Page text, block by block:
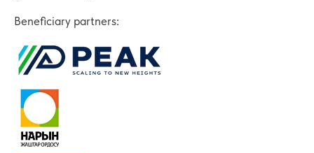
Beneficiary partners: